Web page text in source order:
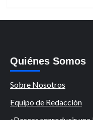
Quiénes Somos
Sobre Nosotros
Equipo de Redacción